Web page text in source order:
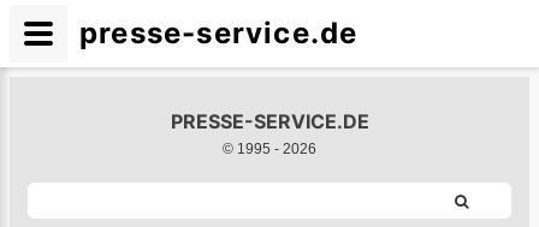
PRESSE-SERVICE.DE
© 1995 - 2026
presse-service.de